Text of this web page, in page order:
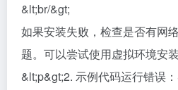
&lt;br/&gt;
如果安装失败，检查是否有网
题。可以尝试使用虚拟环境安
&lt;p&gt;2. 示例代码运行错误